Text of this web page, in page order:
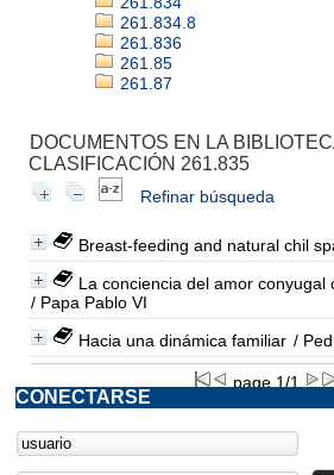
261.834.8
261.836
261.85
261.87
DOCUMENTOS EN LA
CLASIFICACIÓN 261.835
Refinar búsqueda
Breast-feeding and natural chil
La conciencia del amor conyugal
/ Papa Pablo VI
Hacia una dinámica familiar /
page 1/1
CONECTARSE